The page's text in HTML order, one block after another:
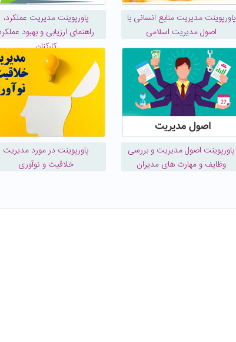
پاورپوینت مدیریت منابع انسانی با
اصول مدیریت اسلامی
پاورپوینت مدیریت عملکرد،
راهنمای ارزیابی و بهبود
کارکنان
پاورپوینت اصول مديريت و بررسی
وظایف و مهارت های مدیران
پاورپوینت در مورد مدیریت
خلاقیت و نوآوری